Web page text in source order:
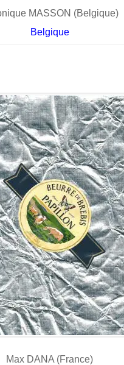
MASSON (Belgique)
Belgique
Max DANA (France)